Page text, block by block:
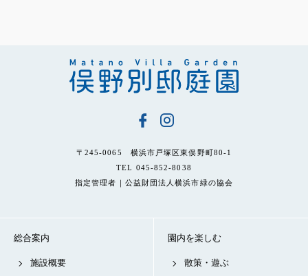
〒245-0065 横浜市戸塚区東俣野町80-1
TEL 045-852-8038
指定管理者｜公益財団法人横浜市緑の協会
総合案内
施設概要
園内を楽しむ
散策・遊ぶ